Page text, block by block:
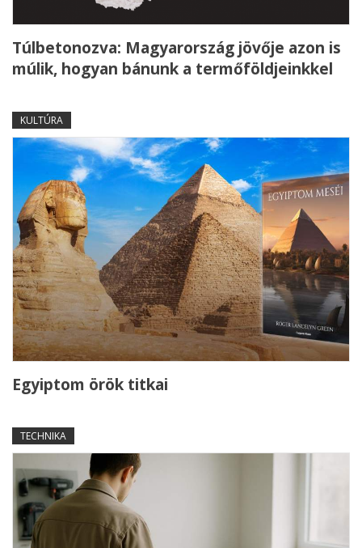
Túlbetonozva: Magyarország jövője azon is
múlik, hogyan bánunk a termőföldjeinkkel
KULTÚRA
Egyiptom örök titkai
TECHNIKA